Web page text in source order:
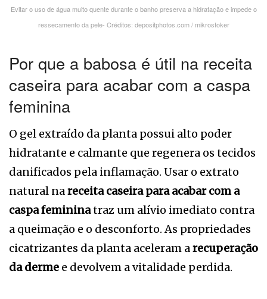
Evitar o uso de água muito quente durante o banho preserva a hidratação e impede o
ressecamento da pele- Créditos: depositphotos.com / mikrostoker
Por que a babosa é útil na receita
caseira para acabar com a caspa
feminina
O gel extraído da planta possui alto poder
hidratante e calmante que regenera os tecidos
danificados pela inflamação. Usar o extrato
natural nareceita caseira para acabar com a
caspa femininatraz um alívio imediato contra
a queimação e o desconforto. As propriedades
cicatrizantes da planta aceleram arecuperação
da derme e devolvem a vitalidade perdida.